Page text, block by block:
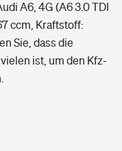
A6, 4G (A6 3.0 TDI
ccm, Kraftstoff:
Sie, dass die
ist, um den Kfz-